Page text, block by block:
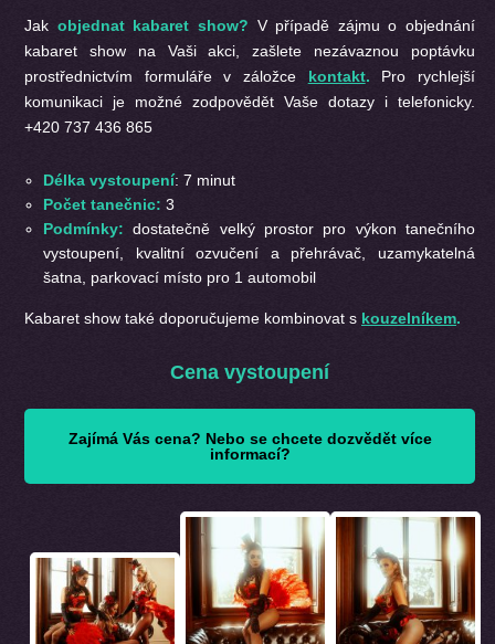
Jak objednat kabaret show? V případě zájmu o objednání
kabaret show na Vaši akci, zašlete nezávaznou poptávku
prostřednictvím formuláře v záložce kontakt. Pro rychlejší
komunikaci je možné zodpovědět Vaše dotazy i telefonicky.
+420 737 436 865
Délka vystoupení: 7 minut
Počet tanečnic: 3
Podmínky: dostatečně velký prostor pro výkon tanečního
vystoupení, kvalitní ozvučení a přehrávač, uzamykatelná
šatna, parkovací místo pro 1 automobil
Kabaret show také doporučujeme kombinovat s kouzelníkem.
Cena vystoupení
Zajímá Vás cena? Nebo se chcete dozvědět více
informací?